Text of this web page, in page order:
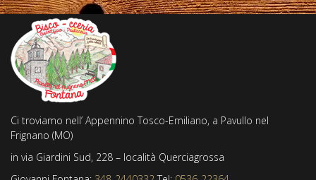
Ci troviamo nell’ Appennino Tosco-Emiliano, a Pavullo nel
Frignano (MO)
in via Giardini Sud, 228 – località Querciagrossa